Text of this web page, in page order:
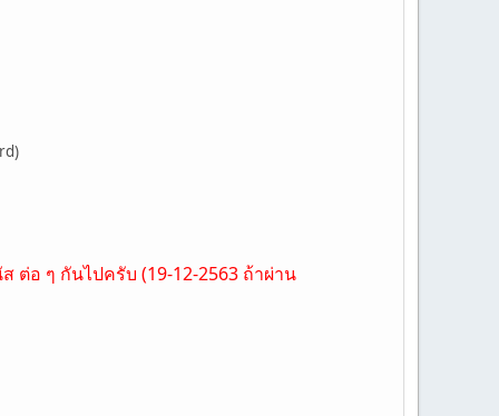
ต่อ ๆ กันไปครับ (19-12-2563 ถ้าผ่าน